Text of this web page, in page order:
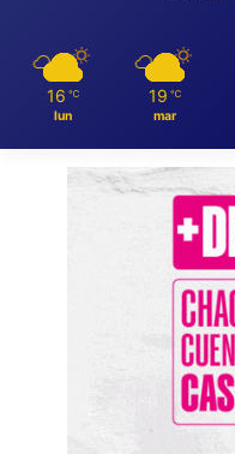
16 ℃
lun
19 ℃
mar